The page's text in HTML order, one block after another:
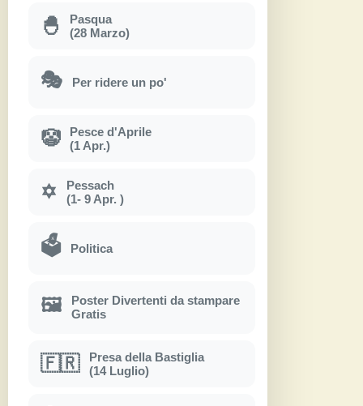
🐣
Pasqua
(28 Marzo)
🎭 Per ridere un po'
🤡
Pesce d'Aprile
(1 Apr.)
✡
Pessach
(1- 9 Apr. )
🗳 Politica
🖼
Poster Divertenti da stampare
Gratis
🇫🇷
Presa della Bastiglia
(14 Luglio)